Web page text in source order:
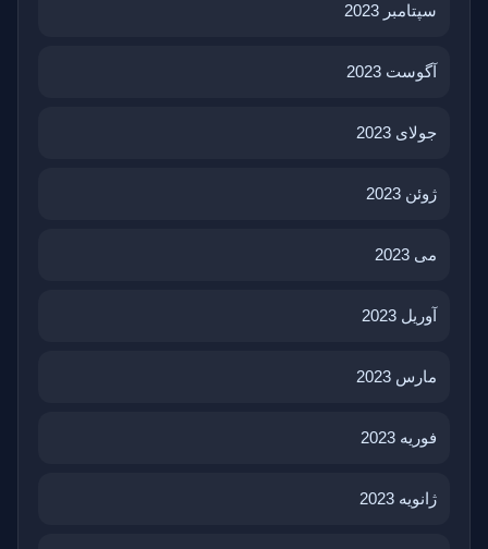
سپتامبر 2023
آگوست 2023
جولای 2023
ژوئن 2023
می 2023
آوریل 2023
مارس 2023
فوریه 2023
ژانویه 2023